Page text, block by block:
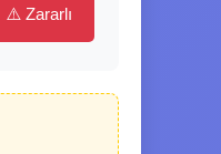
⚠️ Zararlı